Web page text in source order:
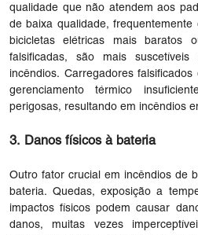
qualidade que não atendem aos
de baixa qualidade,
bicicletas elétricas mais baratos
falsificadas, são mais
incêndios. Carregadores
gerenciamento térmico
perigosas, resultando em incêndios
3. Danos físicos à bateria
Outro fator crucial em incêndios de
bateria. Quedas, exposição a
impactos físicos podem causar
danos, muitas vezes